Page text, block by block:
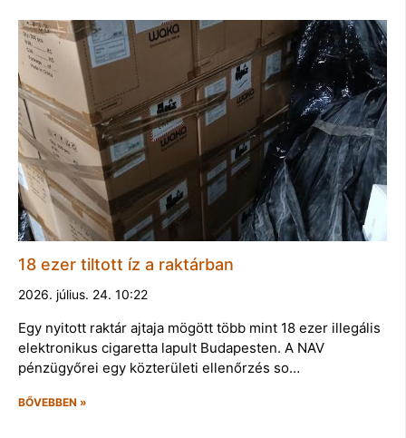
18 ezer tiltott íz a raktárban
2026. július. 24. 10:22
Egy nyitott raktár ajtaja mögött több mint 18 ezer illegális
elektronikus cigaretta lapult Budapesten. A NAV
pénzügyőrei egy közterületi ellenőrzés so…
BŐVEBBEN »